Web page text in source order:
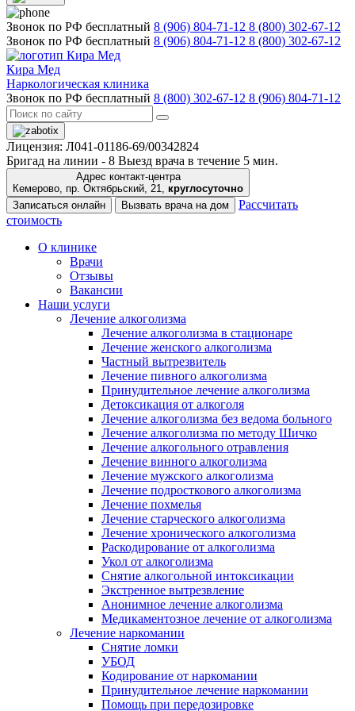
Звонок по РФ бесплатный 8 (906) 804-71-12 8 (800) 302-67-12
Звонок по РФ бесплатный 8 (906) 804-71-12 8 (800) 302-67-12
Кира Мед
Наркологическая клиника
Звонок по РФ бесплатный 8 (800) 302-67-12 8 (906) 804-71-12
Лицензия: Л041-01186-69/00342824
Бригад на линии - 8 Выезд врача в течение 5 мин.
Адрес контакт-центра
Кемерово, пр. Октябрьский, 21, круглосуточно
Записаться онлайн
Вызвать врача на дом
Рассчитать
стоимость
О клинике
Врачи
Отзывы
Вакансии
Наши услуги
Лечение алкоголизма
Лечение алкоголизма в стационаре
Лечение женского алкоголизма
Частный вытрезвитель
Лечение пивного алкоголизма
Принудительное лечение алкоголизма
Детоксикация от алкоголя
Лечение алкоголизма без ведома больного
Лечение алкоголизма по методу Шичко
Лечение алкогольного отравления
Лечение винного алкоголизма
Лечение мужского алкоголизма
Лечение подросткового алкоголизма
Лечение похмелья
Лечение старческого алкоголизма
Лечение хронического алкоголизма
Раскодирование от алкоголизма
Укол от алкоголизма
Снятие алкогольной интоксикации
Экстренное вытрезвление
Анонимное лечение алкоголизма
Медикаментозное лечение от алкоголизма
Лечение наркомании
Снятие ломки
УБОД
Кодирование от наркомании
Принудительное лечение наркомании
Помощь при передозировке